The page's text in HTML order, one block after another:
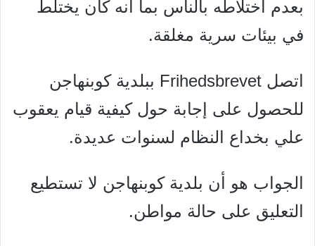
بعدم اختلاطه بالناس بما أنه كان يختلط
في بيئات سرية مغلقة.
اتصل Frihedsbrevet ببلدية كوبنهاجن
للحصول على إجابة حول كيفية قيام يعقوب
علي بخداع النظام لسنوات عديدة.
الجواب هو أن بلدية كوبنهاجن لا تستطيع
التعليق على حالة مواطن.